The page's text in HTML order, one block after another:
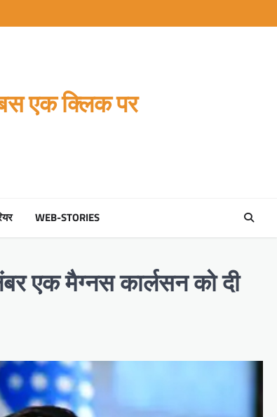
एक क्लिक पर
WEB-STORIES
एक मैग्नस कार्लसन को दी